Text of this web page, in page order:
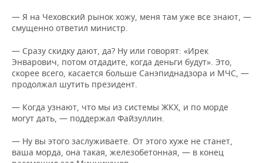
— Я на Чеховский рынок хожу, меня там уже все знают, —
смущенно ответил министр.
— Сразу скидку дают, да? Ну или говорят: «Ирек
Энварович, потом отдадите, когда деньги будут». Это,
скорее всего, касается больше Санэпиднадзора и МЧС, —
продолжал шутить президент.
— Когда узнают, что мы из системы ЖКХ, и по морде
могут дать, — поддержал Файзуллин.
— Ну вы этого заслуживаете. От этого хуже не станет,
ваша морда, она такая, железобетонная, — в конец